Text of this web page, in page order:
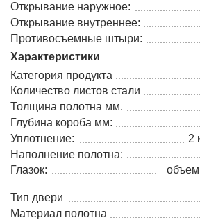
Открывание наружное:
Открывание внутреннее:
Противосъемные штыри:
Характеристики
Категория продукта
Количество листов стали
Толщина полотна мм.
Глубина короба мм:
Уплотнение:
2
Наполнение полотна:
Глазок:
Тип двери
Материал полотна